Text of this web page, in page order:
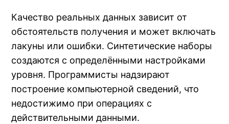
Качество реальных данных зависит от
обстоятельств получения и может включать
лакуны или ошибки. Синтетические наборы
создаются с определёнными настройками
уровня. Программисты надзирают
построение компьютерной сведений, что
недостижимо при операциях с
действительными данными.